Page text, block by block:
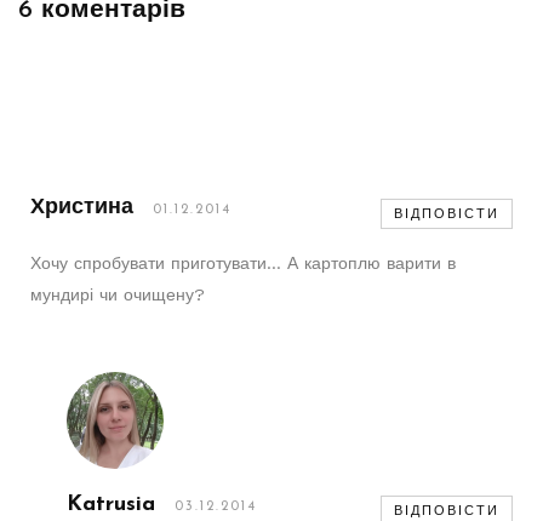
6 коментарів
Христина 01.12.2014 ВІДПОВІСТИ
Хочу спробувати приготувати… А картоплю варити в
мундирі чи очищену?
Katrusia 03.12.2014 ВІДПОВІСТИ